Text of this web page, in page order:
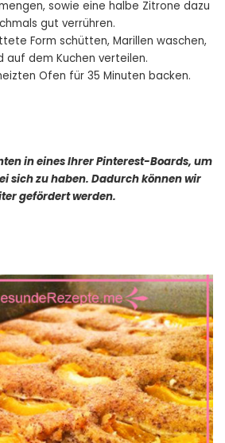
sowie eine halbe Zitrone dazu
gut verrühren.
Form schütten, Marillen waschen,
auf dem Kuchen verteilen.
Ofen für 35 Minuten backen.
in eines Ihrer Pinterest-Boards, um
sich zu haben. Dadurch können wir
gefördert werden.